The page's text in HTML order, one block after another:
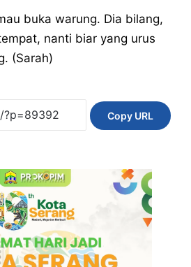
buka warung. Dia bilang,
nanti biar yang urus
(Sarah)
Copy URL